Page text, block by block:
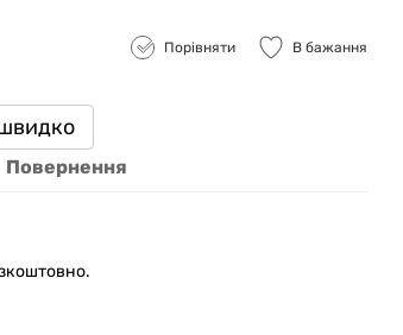
Порівняти В бажання
Повернення